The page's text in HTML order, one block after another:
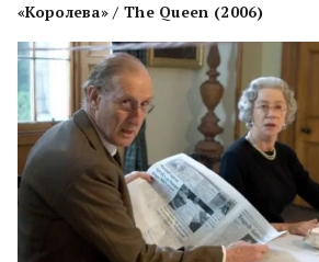
«Королева» / The Queen (2006)